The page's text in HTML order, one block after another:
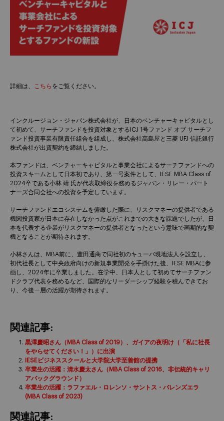
詳細は、 こちら をご覧ください。
インクルージョン・ジャパン株式会社が、日本のベンチャーキャピタルとし
て初めて、サーチファンドを投資対象とするICJ 1号ファンド オブ サーチフ
ァンド投資事業有限責任組合を組成し、株式会社高島屋と三菱 UFJ 信託銀行
株式会社が出資契約を締結しました。
本ファンドは、ベンチャーキャピタルと事業会社によるサーチファンドへの
投資スキームとして日本初であり、第一号案件として、IESE MBA Class of
2024卒である小林 靖 氏が代表取締役を務めるジャパン・リレー・パート
ナーズ合同会社への投資を予定しています。
サーチファンドエコシステムを俯瞰した際に、リスクマネーの提供者である
機関投資家が日本に存在しなかった点がこれまでの大きな課題でしたが、日
本を代表する企業がリスクマネーの提供者となったという意味で画期的な契
機となることが期待されます。
小林さんは、MBA前に、豊田通商で同社初のキューバ現地法人を設立し、
初代社長として中央政府向けの新規事業開発を手掛けた後、IESE MBAに参
画し、2024年に卒業しました。在学中、日本人として初めてサーチファン
ドクラブ代表を務めるなど、国際的なリーダーシップ経験を積んできてお
り、今後一層の活躍が期待されます。
関連記事:
黒澤慶昭さん（MBA Class of 2019）、ガイアの夜明け（「私に社長
をやらせてください！」）に出演
IESEビジネススクールと大学院大学至善館の提携
卒業生の活躍：清水慶太さん（MBA Class of 2016、非伝統的キャリ
アバックグラウンド）
卒業生の活躍：ラファエル・ロレンソ・サントス・バレンズエラ
(MBA Class of 2023)
関連記事: